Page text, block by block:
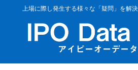
上場に際し発生する様々な「疑問」を解